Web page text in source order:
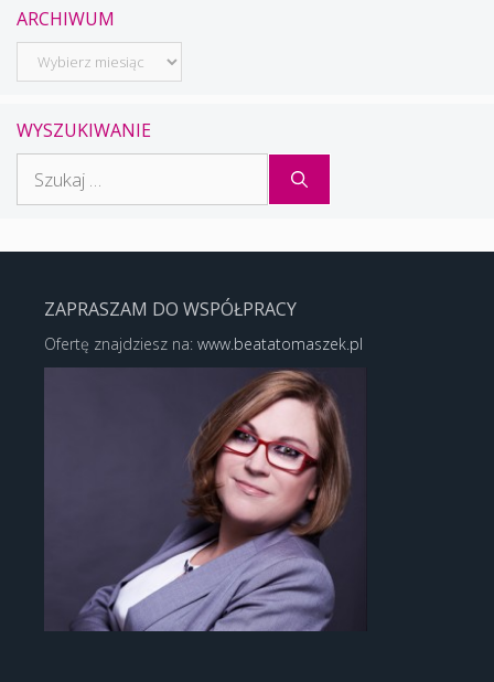
ARCHIWUM
Archiwum
WYSZUKIWANIE
ZAPRASZAM DO WSPÓŁPRACY
Ofertę znajdziesz na: www.beatatomaszek.pl